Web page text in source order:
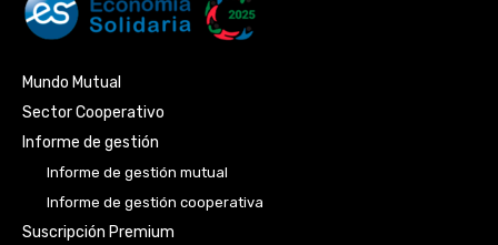
Mundo Mutual
Sector Cooperativo
Informe de gestión
Informe de gestión mutual
Informe de gestión cooperativa
Suscripción Premium